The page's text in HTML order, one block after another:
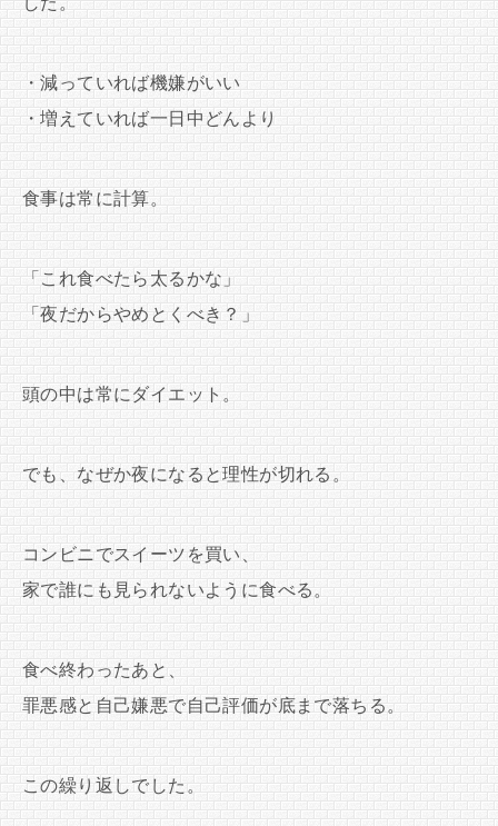
・減っていれば機嫌がいい
・増えていれば一日中どんより
食事は常に計算。
「これ食べたら太るかな」
「夜だからやめとくべき？」
頭の中は常にダイエット。
でも、なぜか夜になると理性が切れる。
コンビニでスイーツを買い、
家で誰にも見られないように食べる。
食べ終わったあと、
罪悪感と自己嫌悪で自己評価が底まで落ちる。
この繰り返しでした。